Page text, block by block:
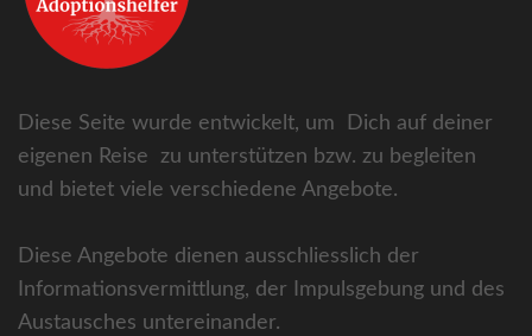
Diese Seite wurde entwickelt, um Dich auf deiner
eigenen Reise zu unterstützen bzw. zu begleiten
und bietet viele verschiedene Angebote.
Diese Angebote dienen ausschliesslich der
Informationsvermittlung, der Impulsgebung und des
Austausches untereinander.